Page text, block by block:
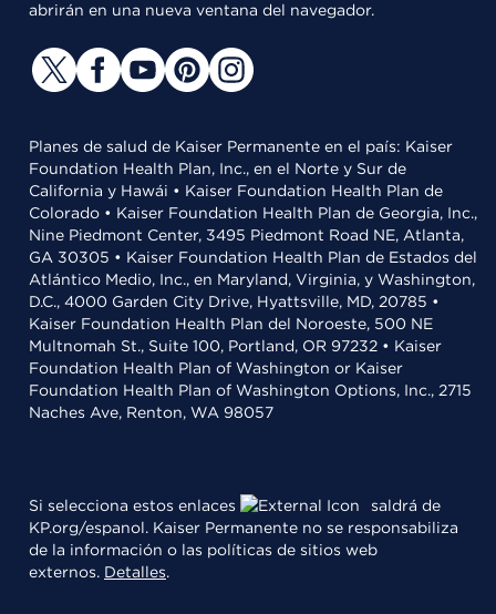
abrirán en una nueva ventana del navegador.
Planes de salud de Kaiser Permanente en el país: Kaiser
Foundation Health Plan, Inc., en el Norte y Sur de
California y Hawái • Kaiser Foundation Health Plan de
Colorado • Kaiser Foundation Health Plan de Georgia, Inc.,
Nine Piedmont Center, 3495 Piedmont Road NE, Atlanta,
GA 30305 • Kaiser Foundation Health Plan de Estados del
Atlántico Medio, Inc., en Maryland, Virginia, y Washington,
D.C., 4000 Garden City Drive, Hyattsville, MD, 20785 •
Kaiser Foundation Health Plan del Noroeste, 500 NE
Multnomah St., Suite 100, Portland, OR 97232 • Kaiser
Foundation Health Plan of Washington or Kaiser
Foundation Health Plan of Washington Options, Inc., 2715
Naches Ave, Renton, WA 98057
Si selecciona estos enlaces
saldrá de
KP.org/espanol. Kaiser Permanente no se responsabiliza
de la información o las políticas de sitios web
externos. Detalles.